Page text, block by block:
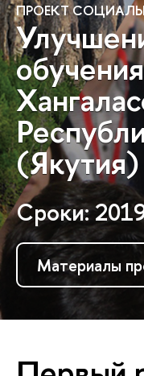
ПРОЕКТ
(Якутия)
Сроки:
Материалы